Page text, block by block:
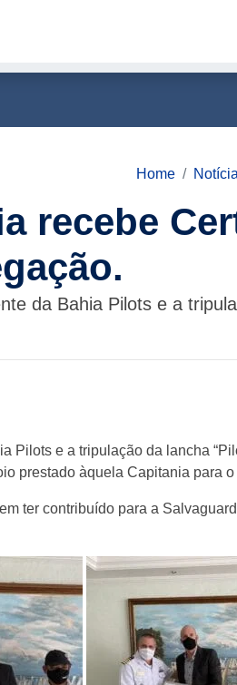
Home
recebe
da Bahia Pilots e a
Pilots e a tripulação da lancha
prestado àquela Capitania para
ter contribuído para a